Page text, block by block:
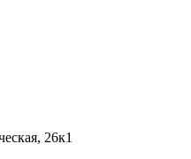
26к1